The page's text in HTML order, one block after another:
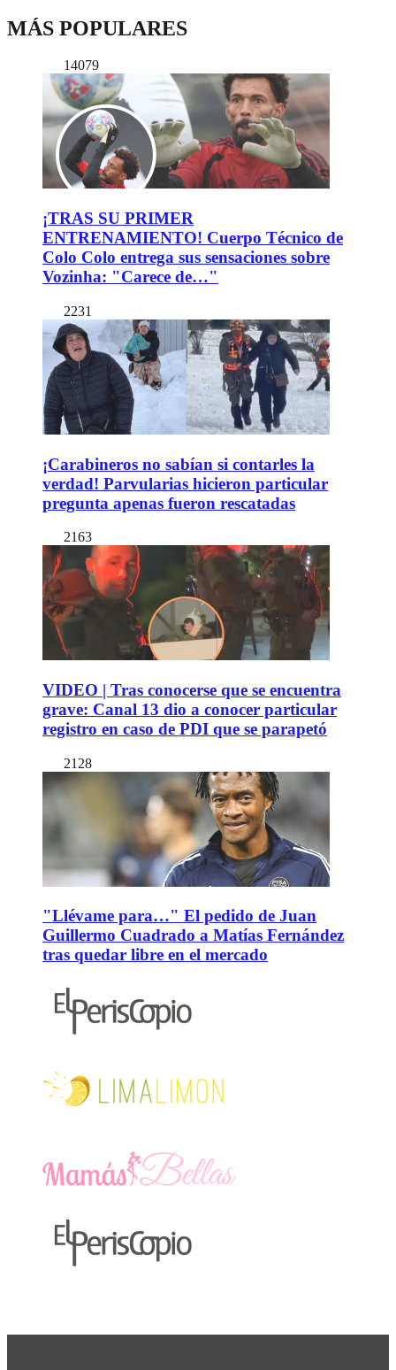
MÁS POPULARES
14079
¡TRAS SU PRIMER
ENTRENAMIENTO! Cuerpo Técnico de
Colo Colo entrega sus sensaciones sobre
Vozinha: "Carece de…"
2231
¡Carabineros no sabían si contarles la
verdad! Parvularias hicieron particular
pregunta apenas fueron rescatadas
2163
VIDEO | Tras conocerse que se encuentra
grave: Canal 13 dio a conocer particular
registro en caso de PDI que se parapetó
2128
"Llévame para…" El pedido de Juan
Guillermo Cuadrado a Matías Fernández
tras quedar libre en el mercado